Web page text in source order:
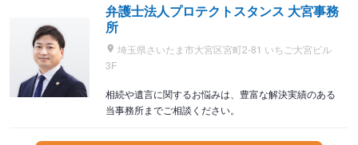
弁護士法人プロテクトスタンス 大宮事務
所
埼玉県さいたま市大宮区宮町2-81 いちご大宮ビル
3F
相続や遺言に関するお悩みは、豊富な解決実績のある
当事務所までご相談ください。